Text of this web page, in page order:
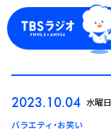
ログイ
2023.10.04 水曜日
バラエティ・お笑い